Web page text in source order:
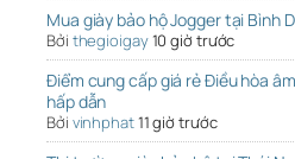
Mua giày bảo hộ Jogger tại Bình
Bởi thegioigay10 giờ trước
Điểm cung cấp giá rẻ Điều hòa
hấp dẫn
Bởi vinhphat11 giờ trước